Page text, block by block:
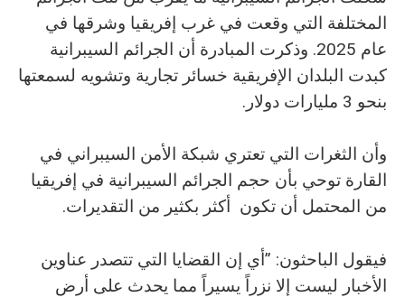
المختلفة التي وقعت في غرب إفريقيا وشرقها في
عام 2025. وذكرت المبادرة أن الجرائم السيبرانية
كبدت البلدان الإفريقية خسائر تجارية وتشويه لسمعتها
بنحو 3 مليارات دولار.
وأن الثغرات التي تعتري شبكة الأمن السيبراني في
القارة توحي بأن حجم الجرائم السيبرانية في إفريقيا
من المحتمل أن تكون أكثر بكثير من التقديرات.
فيقول الباحثون: ”أي إن القضايا التي تتصدر عناوين
الأخبار ليست إلا نزراً يسيراً مما يحدث على أرض